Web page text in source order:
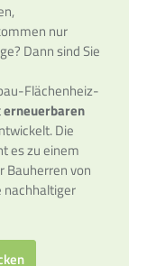
nur
Dann sind Sie
Flächenheiz-
erneuerbaren
Die
es zu einem
Bauherren von
nachhaltiger